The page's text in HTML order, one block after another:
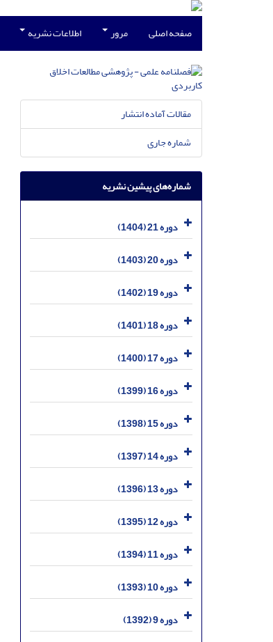
صفحه اصلی مرور اطلاعات نشریه
مقالات آماده انتشار
شماره جاری
شماره‌های پیشین نشریه
دوره 21 (1404)
دوره 20 (1403)
دوره 19 (1402)
دوره 18 (1401)
دوره 17 (1400)
دوره 16 (1399)
دوره 15 (1398)
دوره 14 (1397)
دوره 13 (1396)
دوره 12 (1395)
دوره 11 (1394)
دوره 10 (1393)
دوره 9 (1392)